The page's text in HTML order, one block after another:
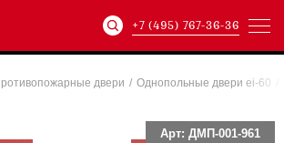
Артикул: ХХХ-xxx-
+7 (495) 767-36-36
двери / Однопольные двери ei-60
Арт: ДМП-001-961